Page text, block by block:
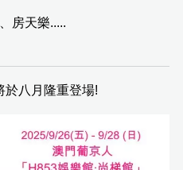
房天樂.....
於八月隆重登場!